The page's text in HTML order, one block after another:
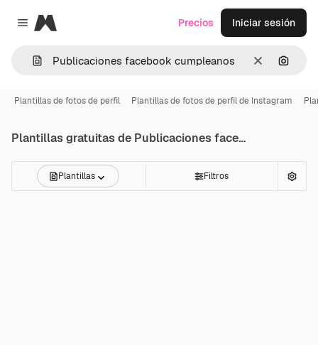
Close menu
Magnific
Borrar
Precios Iniciar sesión
Plantillas de fotos de perfil Plantillas de fotos de perfil de Instagram
Plantillas gratuitas de Publicaciones facebook cumpleanos
Plantillas Filtros